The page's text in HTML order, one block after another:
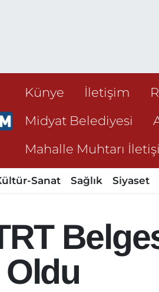
Künye İletişim
Midyat Belediyesi
Mahalle Muhtarı
Sanat Sağlık Siyaset